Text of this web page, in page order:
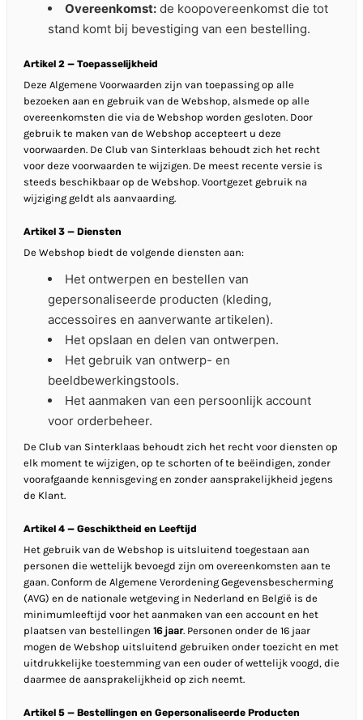
Overeenkomst: de koopovereenkomst die tot
stand komt bij bevestiging van een bestelling.
Artikel 2 — Toepasselijkheid
Deze Algemene Voorwaarden zijn van toepassing op alle
bezoeken aan en gebruik van de Webshop, alsmede op alle
overeenkomsten die via de Webshop worden gesloten. Door
gebruik te maken van de Webshop accepteert u deze
voorwaarden. De Club van Sinterklaas behoudt zich het recht
voor deze voorwaarden te wijzigen. De meest recente versie is
steeds beschikbaar op de Webshop. Voortgezet gebruik na
wijziging geldt als aanvaarding.
Artikel 3 — Diensten
De Webshop biedt de volgende diensten aan:
Het ontwerpen en bestellen van
gepersonaliseerde producten (kleding,
accessoires en aanverwante artikelen).
Het opslaan en delen van ontwerpen.
Het gebruik van ontwerp- en
beeldbewerkingstools.
Het aanmaken van een persoonlijk account
voor orderbeheer.
De Club van Sinterklaas behoudt zich het recht voor diensten op
elk moment te wijzigen, op te schorten of te beëindigen, zonder
voorafgaande kennisgeving en zonder aansprakelijkheid jegens
de Klant.
Artikel 4 — Geschiktheid en Leeftijd
Het gebruik van de Webshop is uitsluitend toegestaan aan
personen die wettelijk bevoegd zijn om overeenkomsten aan te
gaan. Conform de Algemene Verordening Gegevensbescherming
(AVG) en de nationale wetgeving in Nederland en België is de
minimumleeftijd voor het aanmaken van een account en het
plaatsen van bestellingen 16 jaar. Personen onder de 16 jaar
mogen de Webshop uitsluitend gebruiken onder toezicht en met
uitdrukkelijke toestemming van een ouder of wettelijk voogd, die
daarmee de aansprakelijkheid op zich neemt.
Artikel 5 — Bestellingen en Gepersonaliseerde Producten